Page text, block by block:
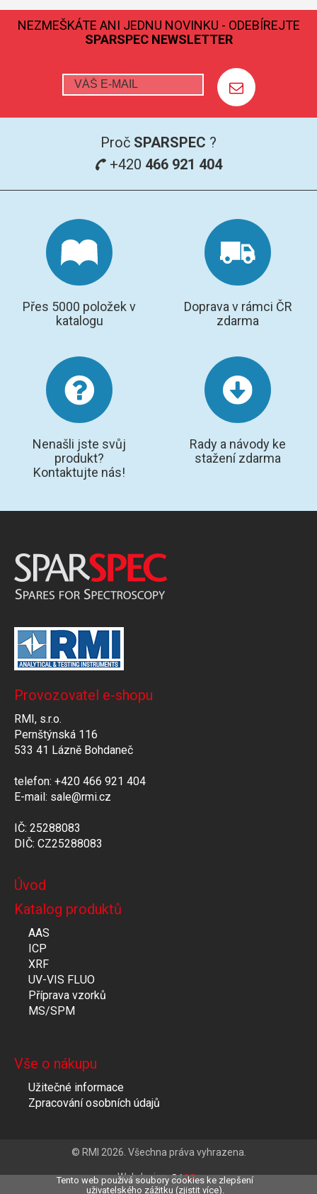
OTEVŘENÝ ROZKLAD
TLAKOVÉ AUTOKLÁVY
REAKČNÍ AUTOKLÁVY
SPEX MLETÍ
GRAFITOVÉ KELÍMKY
MS/SPM
AFM SONDY
SUBSTRÁTY
SNOM
KALIBRACE
NEZMEŠKÁTE ANI JEDNU NOVINKU - ODEBÍREJTE
SPARSPEC NEWSLETTER
Proč SPARSPEC ?
+420 466 921 404
Přes 5000 položek v
katalogu
Doprava v rámci ČR
zdarma
Nenašli jste svůj
produkt?
Kontaktujte nás!
Rady a návody ke
stažení zdarma
Provozovatel e-shopu
RMI, s.r.o.
Pernštýnská 116
533 41 Lázně Bohdaneč
telefon: +420 466 921 404
E-mail: sale@rmi.cz
IČ: 25288083
DIČ: CZ25288083
Úvod
Katalog produktů
AAS
ICP
XRF
UV-VIS FLUO
Příprava vzorků
MS/SPM
Vše o nákupu
Užitečné informace
Zpracování osobních údajů
© RMI 2026. Všechna práva vyhrazena.
Webdesign
Tento web použivá soubory cookies ke zlepšení
uživatelského zážitku (zjistit více).